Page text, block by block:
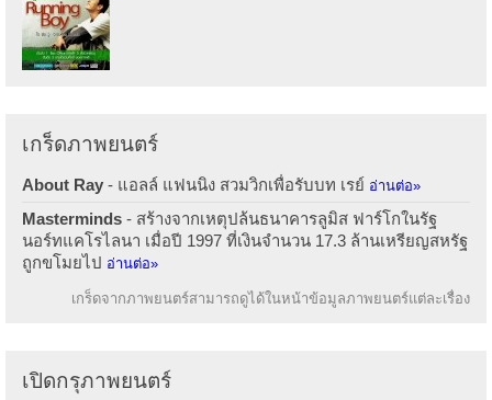
เกร็ดภาพยนตร์
About Ray - แอลล์ แฟนนิง สวมวิกเพื่อรับบท เรย์ อ่านต่อ»
Masterminds - สร้างจากเหตุปล้นธนาคารลูมิส ฟาร์โกในรัฐ
นอร์ทแคโรไลนา เมื่อปี 1997 ที่เงินจำนวน 17.3 ล้านเหรียญสหรัฐ
ถูกขโมยไป อ่านต่อ»
เกร็ดจากภาพยนตร์สามารถดูได้ในหน้าข้อมูลภาพยนตร์แต่ละเรื่อง
เปิดกรุภาพยนตร์